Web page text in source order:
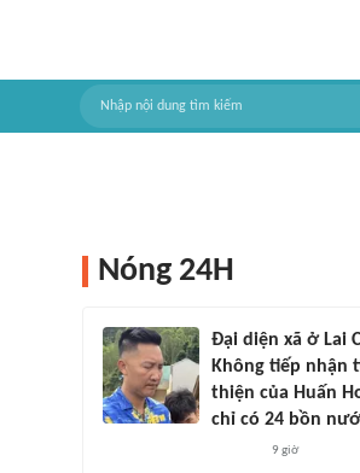
Nóng 24H
Đại diện xã ở Lai
Không tiếp nhận
thiện của Huấn
chỉ có 24 bồn
9 giờ